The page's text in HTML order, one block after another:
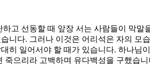
고 선동할 때 앞장 서는 사람들이 막말
니다. 그러나 이것은 어리석은 자의 모
히 일어서야 할 때가 있습니다. 하나님
으리라 고백하며 유다백성을 구했습